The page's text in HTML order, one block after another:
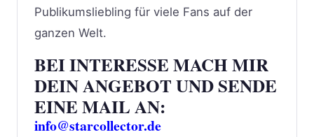
Publikumsliebling für viele Fans auf der
ganzen Welt.
BEI INTERESSE MACH MIR
DEIN ANGEBOT UND SENDE
EINE MAIL AN:
info@starcollector.de